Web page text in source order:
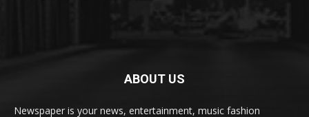
ABOUT US
Newspaper is your news, entertainment, music fashion